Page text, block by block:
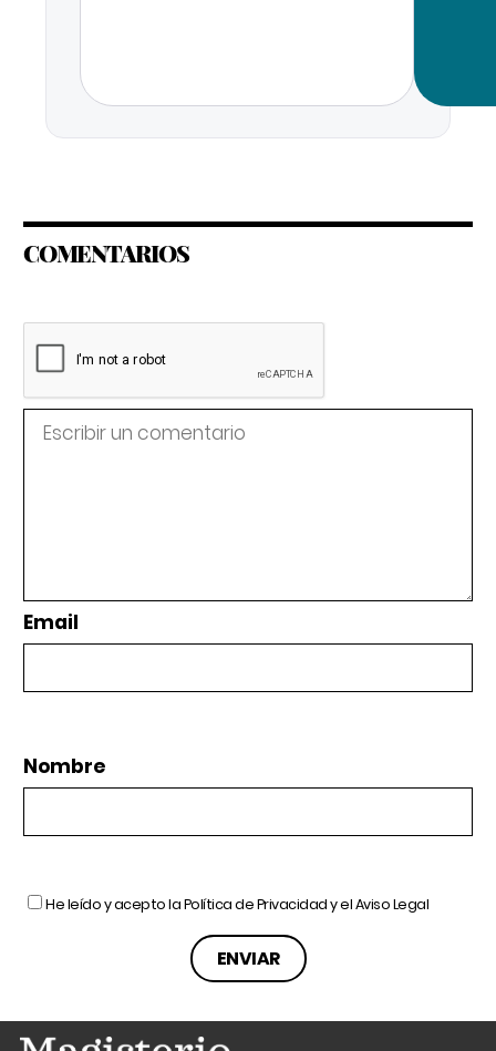
COMENTARIOS
Email
Nombre
He leído y acepto laPolítica de Privacidady elAviso Legal